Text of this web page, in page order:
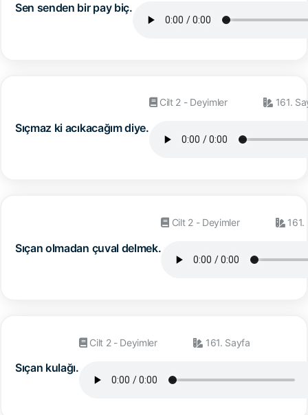
Sen senden bir pay biç.
Sıçmaz ki acıkacağım diye.
Cilt 2 - Deyimler 161.
Sıçan olmadan çuval delmek.
Cilt 2 - Deyimler 161.
Sıçan kulağı.
Cilt 2 - Deyimler 161. Sayfa